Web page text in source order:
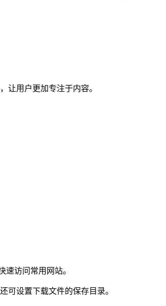
用户更加专注于内容。
访问常用网站。
设置下载文件的保存目录。